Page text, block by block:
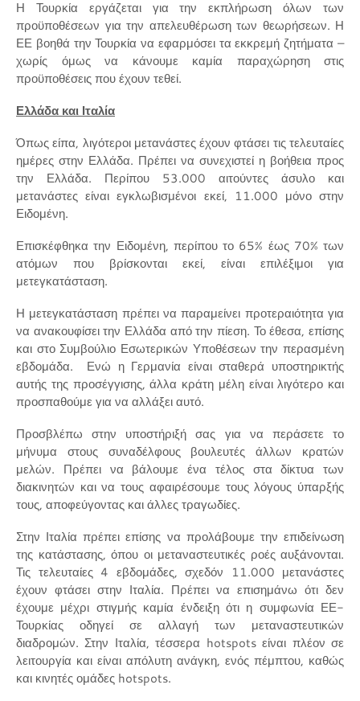
Η Τουρκία εργάζεται για την εκπλήρωση όλων των
προϋποθέσεων για την απελευθέρωση των θεωρήσεων. Η
ΕΕ βοηθά την Τουρκία να εφαρμόσει τα εκκρεμή ζητήματα –
χωρίς όμως να κάνουμε καμία παραχώρηση στις
προϋποθέσεις που έχουν τεθεί.
Ελλάδα και Ιταλία
Όπως είπα, λιγότεροι μετανάστες έχουν φτάσει τις τελευταίες
ημέρες στην Ελλάδα. Πρέπει να συνεχιστεί η βοήθεια προς
την Ελλάδα. Περίπου 53.000 αιτούντες άσυλο και
μετανάστες είναι εγκλωβισμένοι εκεί, 11.000 μόνο στην
Ειδομένη.
Επισκέφθηκα την Ειδομένη, περίπου το 65% έως 70% των
ατόμων που βρίσκονται εκεί, είναι επιλέξιμοι για
μετεγκατάσταση.
Η μετεγκατάσταση πρέπει να παραμείνει προτεραιότητα για
να ανακουφίσει την Ελλάδα από την πίεση. Το έθεσα, επίσης
και στο Συμβούλιο Εσωτερικών Υποθέσεων την περασμένη
εβδομάδα. Ενώ η Γερμανία είναι σταθερά υποστηρικτής
αυτής της προσέγγισης, άλλα κράτη μέλη είναι λιγότερο και
προσπαθούμε για να αλλάξει αυτό.
Προσβλέπω στην υποστήριξή σας για να περάσετε το
μήνυμα στους συναδέλφους βουλευτές άλλων κρατών
μελών. Πρέπει να βάλουμε ένα τέλος στα δίκτυα των
διακινητών και να τους αφαιρέσουμε τους λόγους ύπαρξής
τους, αποφεύγοντας και άλλες τραγωδίες.
Στην Ιταλία πρέπει επίσης να προλάβουμε την επιδείνωση
της κατάστασης, όπου οι μεταναστευτικές ροές αυξάνονται.
Τις τελευταίες 4 εβδομάδες, σχεδόν 11.000 μετανάστες
έχουν φτάσει στην Ιταλία. Πρέπει να επισημάνω ότι δεν
έχουμε μέχρι στιγμής καμία ένδειξη ότι η συμφωνία ΕΕ-
Τουρκίας οδηγεί σε αλλαγή των μεταναστευτικών
διαδρομών. Στην Ιταλία, τέσσερα hotspots είναι πλέον σε
λειτουργία και είναι απόλυτη ανάγκη, ενός πέμπτου, καθώς
και κινητές ομάδες hotspots.